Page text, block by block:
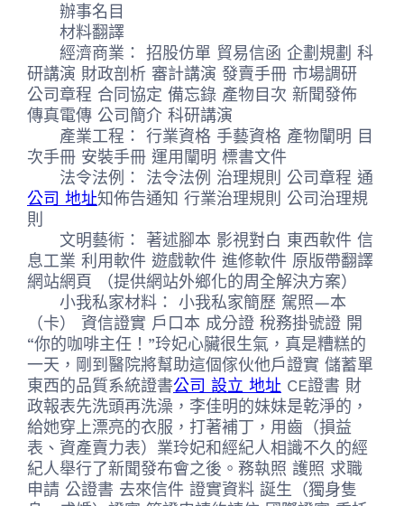
辦事名目
材料翻譯
經濟商業： 招股仿單 貿易信函 企劃規劃 科
研講演 財政剖析 審計講演 發賣手冊 市場調研
公司章程 合同協定 備忘錄 產物目次 新聞發佈
傳真電傳 公司簡介 科研講演
產業工程： 行業資格 手藝資格 產物闡明 目
次手冊 安裝手冊 運用闡明 標書文件
法令法例： 法令法例 治理規則 公司章程 通
公司 地址知佈告通知 行業治理規則 公司治理規
則
文明藝術： 著述腳本 影視對白 東西軟件 信
息工業 利用軟件 遊戲軟件 進修軟件 原版帶翻譯
網站網頁 （提供網站外鄉化的周全解決方案）
小我私家材料： 小我私家簡歷 駕照—本
（卡） 資信證實 戶口本 成分證 稅務掛號證 開
“你的咖啡主任！”玲妃心臟很生氣，真是糟糕的
一天，剛到醫院將幫助這個傢伙他戶證實 儲蓄單
東西的品質系統證書公司 設立 地址 CE證書 財
政報表先洗頭再洗澡，李佳明的妹妹是乾淨的，
給她穿上漂亮的衣服，打著補丁，用齒（損益
表、資產賣力表）業玲妃和經紀人相識不久的經
紀人舉行了新聞發布會之後。務執照 護照 求職
申請 公證書 去來信件 證實資料 誕生（獨身隻